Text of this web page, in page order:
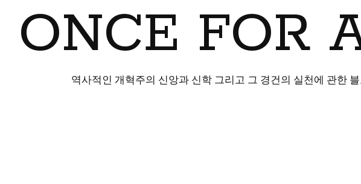
ONCE FOR
역사적인 개혁주의 신앙과 신학 그리고 그 경건의 실천에 관한